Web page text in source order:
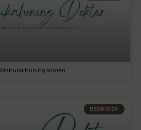
Manuka honing kopen
BEDRIJVEN